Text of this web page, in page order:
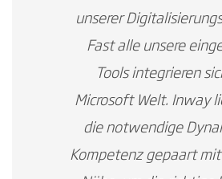
unserer
Fast alle unsere
Tools integrieren
Microsoft Welt. Inway
die notwendige
Kompetenz gepaart